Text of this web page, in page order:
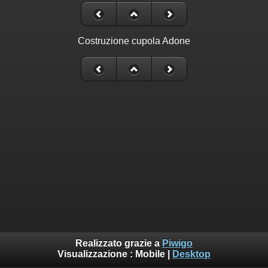
Costruzione cupola Adone
Realizzato grazie a Piwigo
Visualizzazione : Mobile Desktop